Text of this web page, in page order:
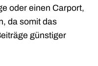
oder einen Carport,
da somit das
günstiger